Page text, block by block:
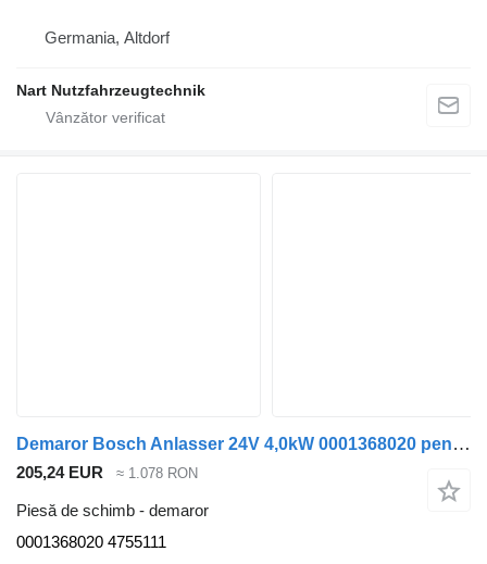
Germania, Altdorf
Nart Nutzfahrzeugtechnik
Demaror Bosch Anlasser 24V 4,0kW 0001368020 pentru camion IVECO
205,24 EUR ≈ 1.078 RON
Piesă de schimb - demaror
0001368020 4755111